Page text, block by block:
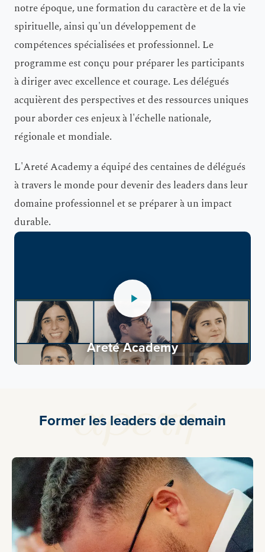
notre époque, une formation du caractère et de la vie
spirituelle, ainsi qu'un développement de
compétences spécialisées et professionnel. Le
programme est conçu pour préparer les participants
à diriger avec excellence et courage. Les délégués
acquièrent des perspectives et des ressources uniques
pour aborder ces enjeux à l'échelle nationale,
régionale et mondiale.
L'Areté Academy a équipé des centaines de délégués
à travers le monde pour devenir des leaders dans leur
domaine professionnel et se préparer à un impact
durable.
Areté Academy
Former les leaders de demain